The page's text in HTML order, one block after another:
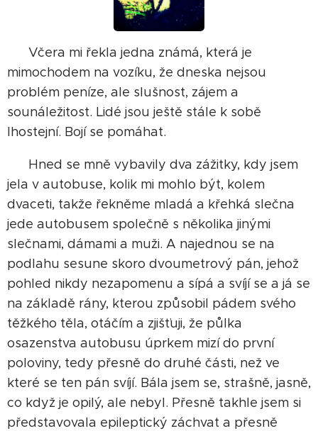
Včera mi řekla jedna známá, která je
mimochodem na vozíku, že dneska nejsou
problém peníze, ale slušnost, zájem a
sounáležitost. Lidé jsou ještě stále k sobě
lhostejní. Bojí se pomáhat.
Hned se mně vybavily dva zážitky, kdy jsem
jela v autobuse, kolik mi mohlo být, kolem
dvaceti, takže řekněme mladá a křehká slečna
jede autobusem společně s několika jinými
slečnami, dámami a muži. A najednou se na
podlahu sesune skoro dvoumetrový pán, jehož
pohled nikdy nezapomenu a sípá a svíjí se a já se
na základě rány, kterou způsobil pádem svého
těžkého těla, otáčím a zjišťuji, že půlka
osazenstva autobusu úprkem mizí do první
poloviny, tedy přesně do druhé části, než ve
které se ten pán svíjí. Bála jsem se, strašně, jasně,
co když je opilý, ale nebyl. Přesně takhle jsem si
představovala epileptický záchvat a přesně